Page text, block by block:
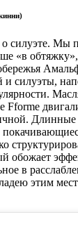
силуэте. Мы
«в
и силуэты,
Fforme
обожает
в
этим